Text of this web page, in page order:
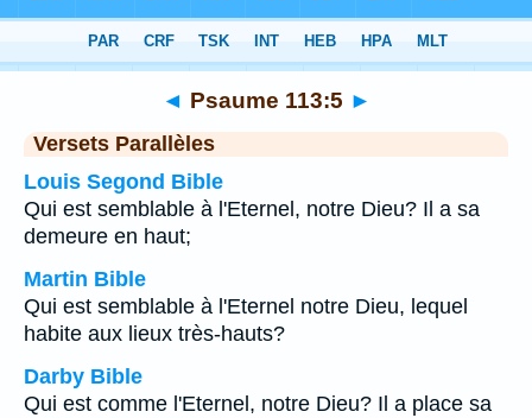
Chapitre 113 > Verset 5
◄ Psaume 113:5 ►
Versets Parallèles
Louis Segond Bible
Qui est semblable à l'Eternel, notre Dieu? Il a sa
demeure en haut;
Martin Bible
Qui est semblable à l'Eternel notre Dieu, lequel
habite aux lieux très-hauts?
Darby Bible
Qui est comme l'Eternel, notre Dieu? Il a place sa